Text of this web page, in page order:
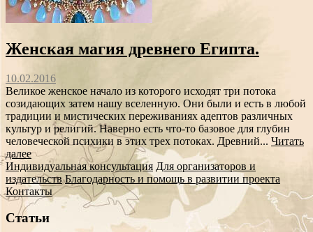
Женская магия древнего Египта.
10.02.2016
Великое женское начало из которого исходят три потока
созидающих затем нашу вселенную. Они были и есть в любой
традиции и мистических переживаниях адептов различных
культур и религий. Наверно есть что-то базовое для глубин
человеческой психики в этих трех потоках. Древний... Читать
далее
Индивидуальная консультация Для организаторов и
издательств Благодарность и помощь в развитии проекта
Контакты
Статьи